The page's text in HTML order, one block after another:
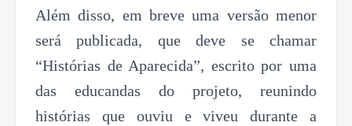
Além disso, em breve uma versão menor
será publicada, que deve se chamar
“Histórias de Aparecida”, escrito por uma
das educandas do projeto, reunindo
histórias que ouviu e viveu durante a